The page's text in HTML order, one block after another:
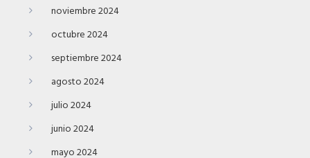
noviembre 2024
octubre 2024
septiembre 2024
agosto 2024
julio 2024
junio 2024
mayo 2024